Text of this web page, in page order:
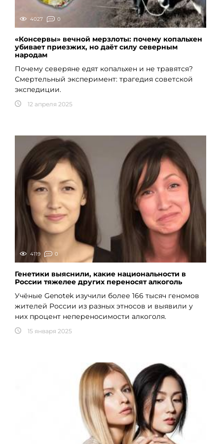
4027 0
«Консервы» вечной мерзлоты: почему копальхен
убивает приезжих, но даёт силу северным
народам
Почему северяне едят копальхен и не травятся?
Смертельный эксперимент: трагедия советской
экспедиции.
12 апреля 2025
4119 0
Генетики выяснили, какие национальности в
России тяжелее других переносят алкоголь
Учёные Genotek изучили более 166 тысяч геномов
жителей России из разных этносов и выявили у
них процент непереносимости алкоголя.
15 января 2025